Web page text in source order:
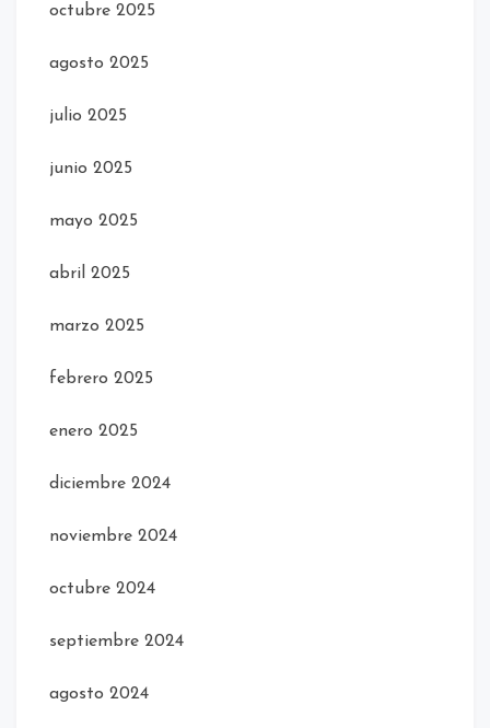
octubre 2025
agosto 2025
julio 2025
junio 2025
mayo 2025
abril 2025
marzo 2025
febrero 2025
enero 2025
diciembre 2024
noviembre 2024
octubre 2024
septiembre 2024
agosto 2024